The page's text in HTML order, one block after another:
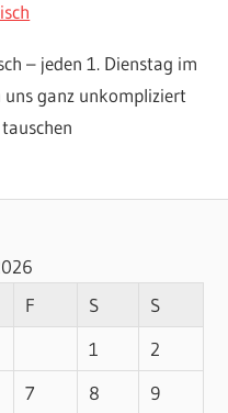
– jeden 1. Dienstag im
ganz unkompliziert
F S
S
1
2
7 8
9